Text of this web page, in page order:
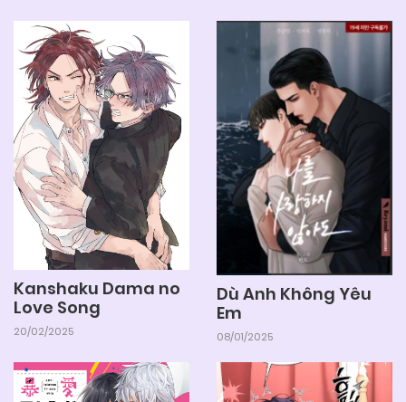
Kanshaku Dama no
Love Song
20/02/2025
Dù Anh Không Yêu
Em
08/01/2025